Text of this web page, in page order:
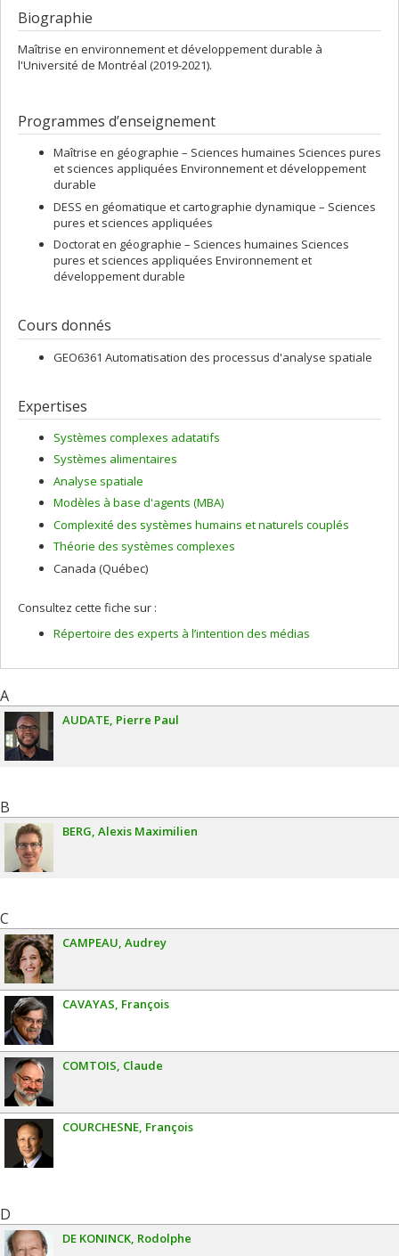
Biographie
Maîtrise en environnement et développement durable à
l'Université de Montréal (2019-2021).
Programmes d’enseignement
Maîtrise en géographie – Sciences humaines Sciences pures
et sciences appliquées Environnement et développement
durable
DESS en géomatique et cartographie dynamique – Sciences
pures et sciences appliquées
Doctorat en géographie – Sciences humaines Sciences
pures et sciences appliquées Environnement et
développement durable
Cours donnés
GEO6361 Automatisation des processus d'analyse spatiale
Expertises
Systèmes complexes adatatifs
Systèmes alimentaires
Analyse spatiale
Modèles à base d'agents (MBA)
Complexité des systèmes humains et naturels couplés
Théorie des systèmes complexes
Canada (Québec)
Consultez cette fiche sur :
Répertoire des experts à l’intention des médias
A
AUDATE Pierre Paul
B
BERG Alexis Maximilien
C
CAMPEAU Audrey
CAVAYAS François
COMTOIS Claude
COURCHESNE François
D
DE KONINCK Rodolphe